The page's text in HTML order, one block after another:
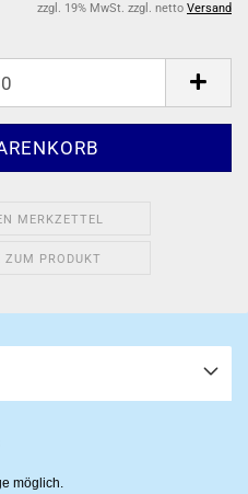
zzgl. 19% MwSt. zzgl. netto Versand
MERKZETTEL
ZUM PRODUKT
möglich.